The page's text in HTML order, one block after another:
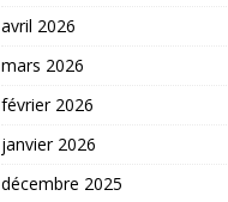
avril 2026
mars 2026
février 2026
janvier 2026
décembre 2025